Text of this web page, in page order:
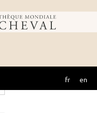
du
fr en